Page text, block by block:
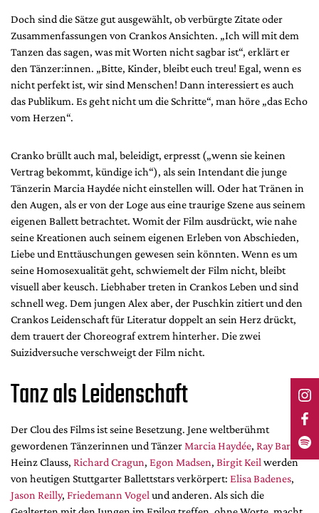
Doch sind die Sätze gut ausgewählt, ob verbürgte Zitate oder
Zusammenfassungen von Crankos Ansichten. „Ich will mit dem
Tanzen das sagen, was mit Worten nicht sagbar ist“, erklärt er
den Tänzer:innen. „Bitte, Kinder, bleibt euch treu! Egal, wenn es
nicht perfekt ist, wir sind Menschen! Dann interessiert es auch
das Publikum. Es geht nicht um die Schritte“, man höre „das Echo
vom Herzen“.
Cranko brüllt auch mal, beleidigt, erpresst („wenn sie keinen
Vertrag bekommt, kündige ich“), als sein Intendant die junge
Tänzerin Marcia Haydée nicht einstellen will. Oder hat Tränen in
den Augen, als er von der Loge aus eine traurige Szene aus seinem
eigenen Ballett betrachtet. Womit der Film ausdrückt, wie nahe
seine Kreationen auch seinem eigenen Erleben von Abschieden,
Liebe und Enttäuschungen gewesen sein könnten. Wenn es um
seine Homosexualität geht, schwiemelt der Film nicht, bleibt
visuell aber keusch. Liebhaber treten in Crankos Leben und sind
schnell weg. Dem jungen Alex aber, der Puschkin zitiert und den
Crankos Leidenschaft für Literatur doppelt an sein Herz drückt,
dem trauert der Choreograf extrem hinterher. Die zwei
Suizidversuche verschweigt der Film nicht.
Tanz als Leidenschaft
Der Clou des Films ist seine Besetzung. Jene weltberühmt
gewordenen Tänzerinnen und Tänzer Marcia Haydée, Ray Barra,
Heinz Clauss, Richard Cragun, Egon Madsen, Birgit Keil werden
von heutigen Stuttgarter Ballettstars verkörpert: Elisa Badenes,
Jason Reilly, Friedemann Vogel und anderen. Als sich die